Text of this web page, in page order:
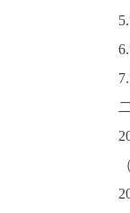
5.负
6.负
7.完
二
（